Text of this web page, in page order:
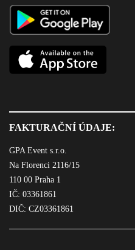
FAKTURAČNÍ ÚDAJE:
GPA Event s.r.o.
Na Florenci 2116/15
110 00 Praha 1
IČ: 03361861
DIČ: CZ03361861